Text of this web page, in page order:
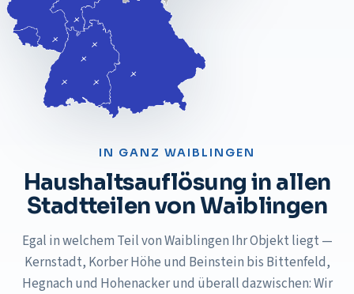
IN GANZ WAIBLINGEN
Haushaltsauflösung in allen
Stadtteilen vonWaiblingen
Egal in welchem Teil von Waiblingen Ihr Objekt liegt —
Kernstadt, Korber Höhe und Beinstein bis Bittenfeld,
Hegnach und Hohenacker und überall dazwischen: Wir